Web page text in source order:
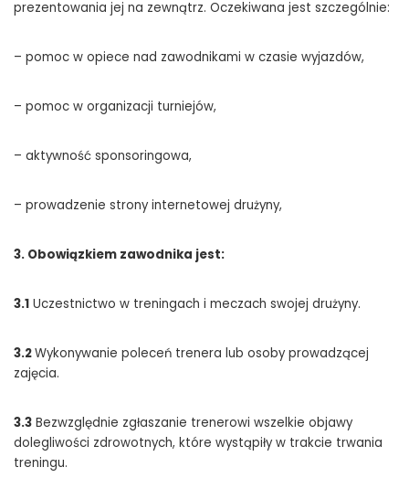
prezentowania jej na zewnątrz. Oczekiwana jest szczególnie:
– pomoc w opiece nad zawodnikami w czasie wyjazdów,
– pomoc w organizacji turniejów,
– aktywność sponsoringowa,
– prowadzenie strony internetowej drużyny,
3. Obowiązkiem zawodnika jest:
3.1 Uczestnictwo w treningach i meczach swojej drużyny.
3.2Wykonywanie poleceń trenera lub osoby prowadzącej
zajęcia.
3.3 Bezwzględnie zgłaszanie trenerowi wszelkie objawy
dolegliwości zdrowotnych, które wystąpiły w trakcie trwania
treningu.